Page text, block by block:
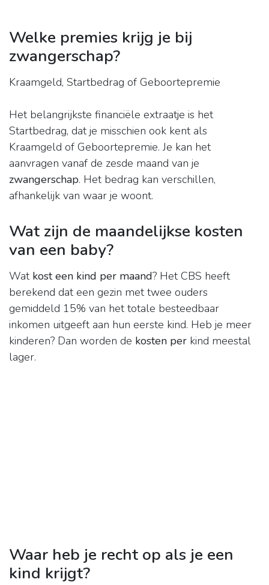
Welke premies krijg je bij
zwangerschap?
Kraamgeld, Startbedrag of Geboortepremie
Het belangrijkste financiële extraatje is het
Startbedrag, dat je misschien ook kent als
Kraamgeld of Geboortepremie. Je kan het
aanvragen vanaf de zesde maand van je
zwangerschap. Het bedrag kan verschillen,
afhankelijk van waar je woont.
Wat zijn de maandelijkse kosten
van een baby?
Wat kost een kind per maand? Het CBS heeft
berekend dat een gezin met twee ouders
gemiddeld 15% van het totale besteedbaar
inkomen uitgeeft aan hun eerste kind. Heb je meer
kinderen? Dan worden de kosten per kind meestal
lager.
Waar heb je recht op als je een
kind krijgt?